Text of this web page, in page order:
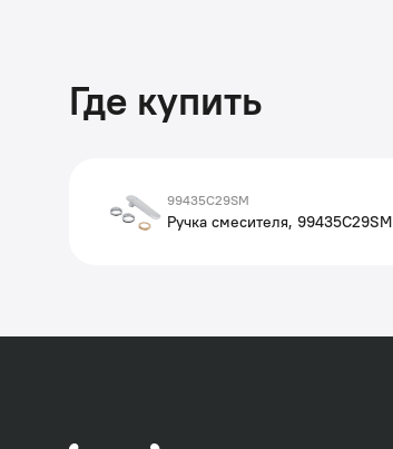
Где купить
99435C29SM
Ручка смесителя, 99435C29SM